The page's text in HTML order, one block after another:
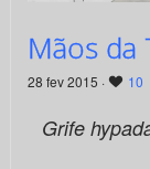
Mãos
28 fev 2015 · 10
Grife